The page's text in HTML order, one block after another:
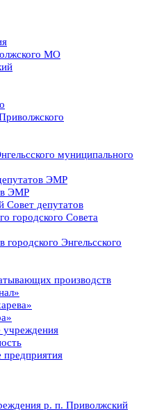
МО
муниципального
ЭМР
ЭМР
Совет депутатов
городского Совета
Энгельсского
производств
учреждения
предприятия
р. п. Приволжский